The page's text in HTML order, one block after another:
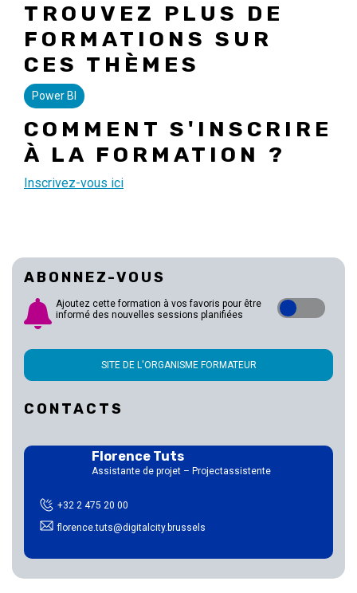
TROUVEZ PLUS DE
FORMATIONS SUR
CES THÈMES
Power BI
COMMENT S'INSCRIRE
À LA FORMATION ?
Inscrivez-vous ici
ABONNEZ-VOUS
Ajoutez cette formation à vos favoris pour être
informé des nouvelles sessions planifiées
SITE DE L'ORGANISME FORMATEUR
CONTACTS
Florence Tuts
Assistante de projet – Projectassistente
+32 2 475 20 00
florence.tuts@digitalcity.brussels